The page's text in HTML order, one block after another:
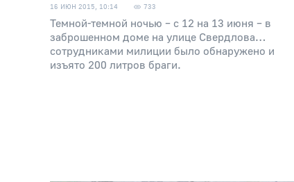
16 ИЮН 2015, 10:14 733
Темной-темной ночью – с 12 на 13 июня – в
заброшенном доме на улице Свердлова…
сотрудниками милиции было обнаружено и
изъято 200 литров браги.